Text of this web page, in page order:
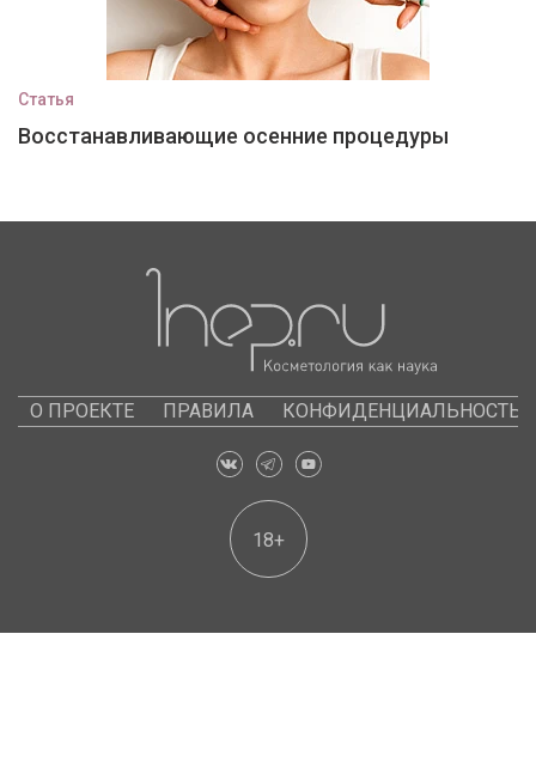
Статья
Восстанавливающие осенние процедуры
О ПРОЕКТЕ ПРАВИЛА КОНФИДЕНЦИАЛЬНОСТЬ
18+